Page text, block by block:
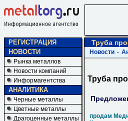
РЕГИСТРАЦИЯ
НОВОСТИ
Рынка металлов
Новости компаний
Информагентства
АНАЛИТИКА
Черные металлы
Цветные металлы
Драгоценные металлы
Труба
Новости
Труба
продам